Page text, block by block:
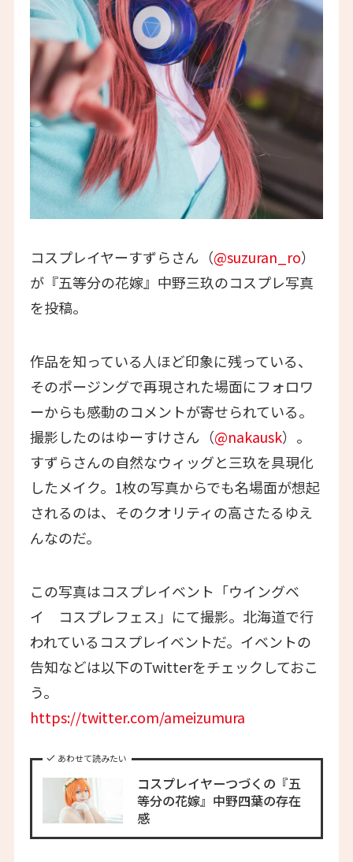
コスプレイヤーすずらさん（@suzuran_ro）
が『五等分の花嫁』中野三玖のコスプレ写真
を投稿。
作品を知っている人ほど印象に残っている、
そのポージングで再現された場面にフォロワ
ーからも感動のコメントが寄せられている。
撮影したのはゆーすけさん（@nakausk）。
すずらさんの自然なウィッグと三玖を具現化
したメイク。1枚の写真からでも名場面が想起
されるのは、そのクオリティの高さたるゆえ
んなのだ。
この写真はコスプレイベント「ウイングベ
イ コスプレフェス」にて撮影。北海道で行
われているコスプレイベントだ。イベントの
告知などは以下のTwitterをチェックしておこ
う。
https://twitter.com/ameizumura
あわせて読みたい
コスプレイヤーつづくの『五
等分の花嫁』中野四葉の存在
感